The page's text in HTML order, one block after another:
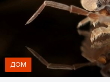
ДОМ